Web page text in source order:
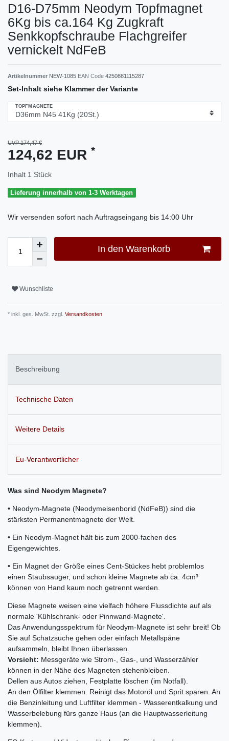
D16-D75mm Neodym Topfmagnet
6Kg bis ca.164 Kg Zugkraft
Senkkopfschraube Flachgreifer
vernickelt NdFeB
Artikelnummer NEW-1085 EAN Code 4250881115287
Set-Inhalt siehe Klammer der Variante
TOPFMAGNETE
UVP 174,47 €
124,62 EUR *
Inhalt 1 Stück
Lieferung innerhalb von 1-3 Werktagen
Wir versenden sofort nach Auftragseingang bis 14:00 Uhr
In den Warenkorb
Wunschliste
* inkl. ges. MwSt. zzgl. Versandkosten
Beschreibung
Technische Daten
Weitere Details
Eu-Verantwortlicher
Was sind Neodym Magnete?
• Neodym-Magnete (Neodymeisenborid (NdFeB)) sind die
stärksten Permanentmagnete der Welt.
• Ein Neodym-Magnet hält bis zum 2000-fachen des
Eigengewichtes.
• Ein Magnet der Größe eines Cent-Stückes hebt problemlos
einen Staubsauger, und schon kleine Magnete ab ca. 4cm³
können von Hand kaum noch getrennt werden.
Diese Magnete weisen eine vielfach höhere Flussdichte auf als
normale 'Kühlschrank- oder Pinnwand-Magnete'.
Das Anwendungsspektrum für Neodym-Magnete ist sehr breit! Ob
Sie auf Schatzsuche gehen oder einfach Metallspäne
aufsammeln, bleibt Ihnen überlassen.
Vorsicht: Messgeräte wie Strom-, Gas-, und Wasserzähler
können in der Nähe des Magneten stehenbleiben.
Dellen aus Autos ziehen, Festplatte löschen (im Notfall).
An den Ölfilter klemmen. Reinigt das Motoröl und Sprit sparen. An
die Benzinleitung und Luftfilter klemmen - Wasserentkalkung und
Wasserbelebung fürs ganze Haus (an die Hauptwasserleitung
klemmen).